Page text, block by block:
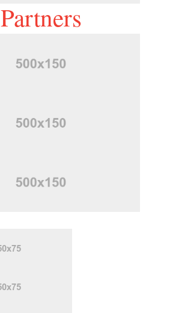
Partners